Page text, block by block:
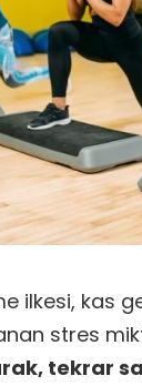
ilkesi, kas
stres
tekrar